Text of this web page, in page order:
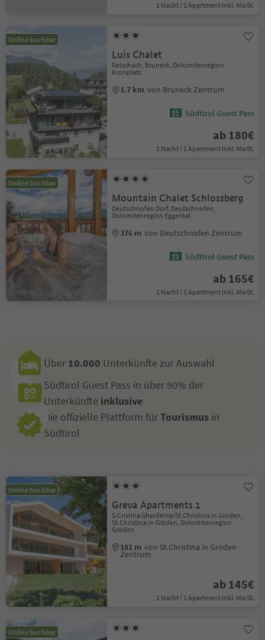
1 Nacht / 1 Apartment Inkl. MwSt.
Online buchbar
Luis Chalet
Reischach, Bruneck, Dolomitenregion
Kronplatz
1.7 km von Bruneck Zentrum
Südtirol Guest Pass
ab 180€
1 Nacht / 1 Apartment Inkl. MwSt.
Online buchbar
Mountain Chalet Schlossberg
Deutschnofen Dorf, Deutschnofen,
Dolomitenregion Eggental
376 m von Deutschnofen Zentrum
Südtirol Guest Pass
ab 165€
1 Nacht / 1 Apartment Inkl. MwSt.
Über 10.000 Unterkünfte zur Auswahl
Südtirol Guest Pass in über 90% der
Unterkünfte inklusive
Die offizielle Plattform fürTourismus in
Südtirol
Online buchbar
Greva Apartments 1
S.Cristina Gherdëina/St.Christina in Gröden,
St.Christina in Gröden, Dolomitenregion
Gröden
181 m von St.Christina in Gröden
Zentrum
ab 145€
1 Nacht / 1 Apartment Inkl. MwSt.
Online buchbar